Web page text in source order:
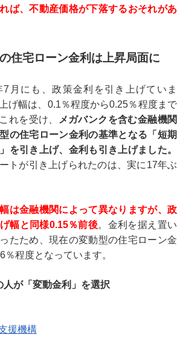
ば、不動産価格が下落するおそれがあ
住宅ローン金利は上昇局面に
7月にも、政策金利を引き上げていま
げ幅は、0.1％程度から0.25％程度まで
れを受け、
メガバンクを含む金融機関
の住宅ローン金利の基準となる「短期
を引き上げ、金利も引き上げました。
トが引き上げられたのは、実に17年ぶ
は金融機関によって異なりますが、政
幅と同様0.15％前後。金利を据え置い
たため、現在の変動型の住宅ローン金
程度となっています。
が「変動金利」を選択
援機構